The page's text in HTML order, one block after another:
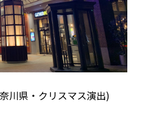
川県・クリスマス演出)